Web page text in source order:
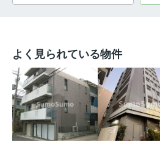
よく見られている物件